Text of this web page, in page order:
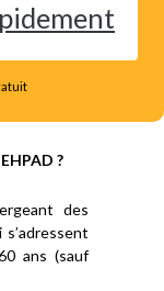
?
des
ans (sauf